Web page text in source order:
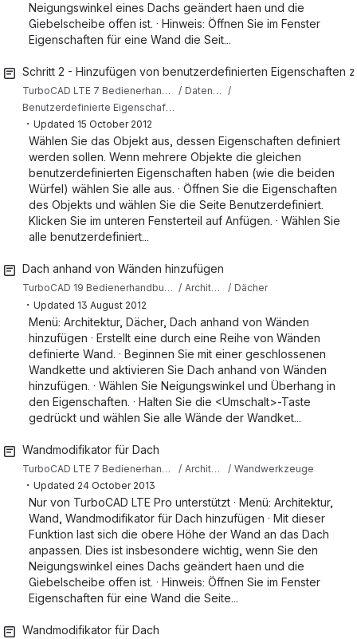
Neigungswinkel eines Dachs geändert haen und die
Giebelscheibe offen ist. · Hinweis: Öffnen Sie im Fenster
Eigenschaften für eine Wand die Seit...
Schritt 2 - Hinzufügen von benutzerdefinierten Eigenschaften
TurboCAD LTE 7 Bedienerhandbuch
Datenbank, Tabellen und Berichte
・ Updated 15 October 2012
Wählen Sie das Objekt aus, dessen Eigenschaften definiert
werden sollen. Wenn mehrere Objekte die gleichen
benutzerdefinierten Eigenschaften haben (wie die beiden
Würfel) wählen Sie alle aus. · Öffnen Sie die Eigenschaften
des Objekts und wählen Sie die Seite Benutzerdefiniert.
Klicken Sie im unteren Fensterteil auf Anfügen. · Wählen Sie
alle benutzerdefiniert...
Dach anhand von Wänden hinzufügen
TurboCAD 19 Bedienerhandbuch (Deutsch) Architekturwerzeuge Dächer
・ Updated 13 August 2012
Menü: Architektur, Dächer, Dach anhand von Wänden
hinzufügen · Erstellt eine durch eine Reihe von Wänden
definierte Wand. · Beginnen Sie mit einer geschlossenen
Wandkette und aktivieren Sie Dach anhand von Wänden
hinzufügen. · Wählen Sie Neigungswinkel und Überhang in
den Eigenschaften. · Halten Sie die <Umschalt>-Taste
gedrückt und wählen Sie alle Wände der Wandket...
Wandmodifikator für Dach
TurboCAD LTE 7 Bedienerhandbuch Architekturwerkzeuge Wandwerkzeuge
・ Updated 24 October 2013
Nur von TurboCAD LTE Pro unterstützt · Menü: Architektur,
Wand, Wandmodifikator für Dach hinzufügen · Mit dieser
Funktion last sich die obere Höhe der Wand an das Dach
anpassen. Dies ist insbesondere wichtig, wenn Sie den
Neigungswinkel eines Dachs geändert haen und die
Giebelscheibe offen ist. · Hinweis: Öffnen Sie im Fenster
Eigenschaften für eine Wand die Seite...
Wandmodifikator für Dach